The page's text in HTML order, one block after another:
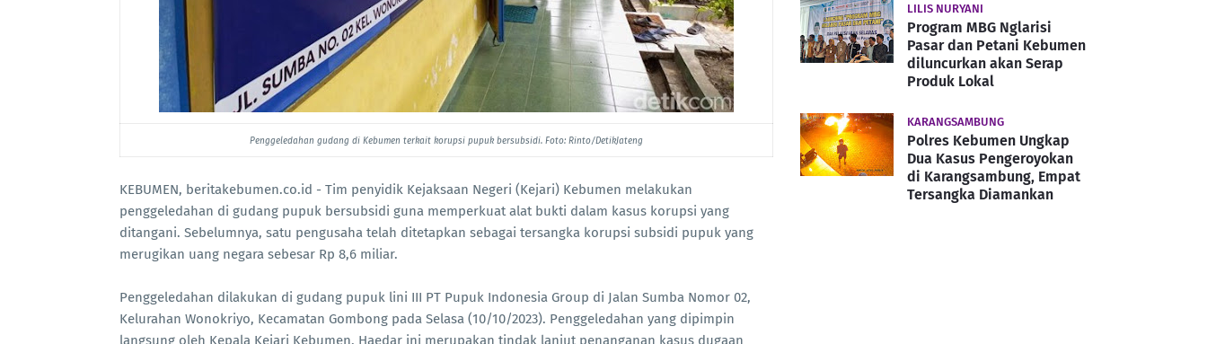
Penggeledahan gudang di Kebumen terkait korupsi pupuk bersubsidi. Foto: Rinto/DetikJateng
KEBUMEN, beritakebumen.co.id - Tim penyidik Kejaksaan Negeri (Kejari) Kebumen melakukan
penggeledahan di gudang pupuk bersubsidi guna memperkuat alat bukti dalam kasus korupsi yang
ditangani. Sebelumnya, satu pengusaha telah ditetapkan sebagai tersangka korupsi subsidi pupuk yang
merugikan uang negara sebesar Rp 8,6 miliar.
Penggeledahan dilakukan di gudang pupuk lini III PT Pupuk Indonesia Group di Jalan Sumba Nomor 02,
Kelurahan Wonokriyo, Kecamatan Gombong pada Selasa (10/10/2023). Penggeledahan yang dipimpin
langsung oleh Kepala Kejari Kebumen, Haedar ini merupakan tindak lanjut penanganan kasus dugaan
LILIS NURYANI
Program MBG Nglarisi
Pasar dan Petani Kebumen
diluncurkan akan Serap
Produk Lokal
KARANGSAMBUNG
Polres Kebumen Ungkap
Dua Kasus Pengeroyokan
di Karangsambung, Empat
Tersangka Diamankan